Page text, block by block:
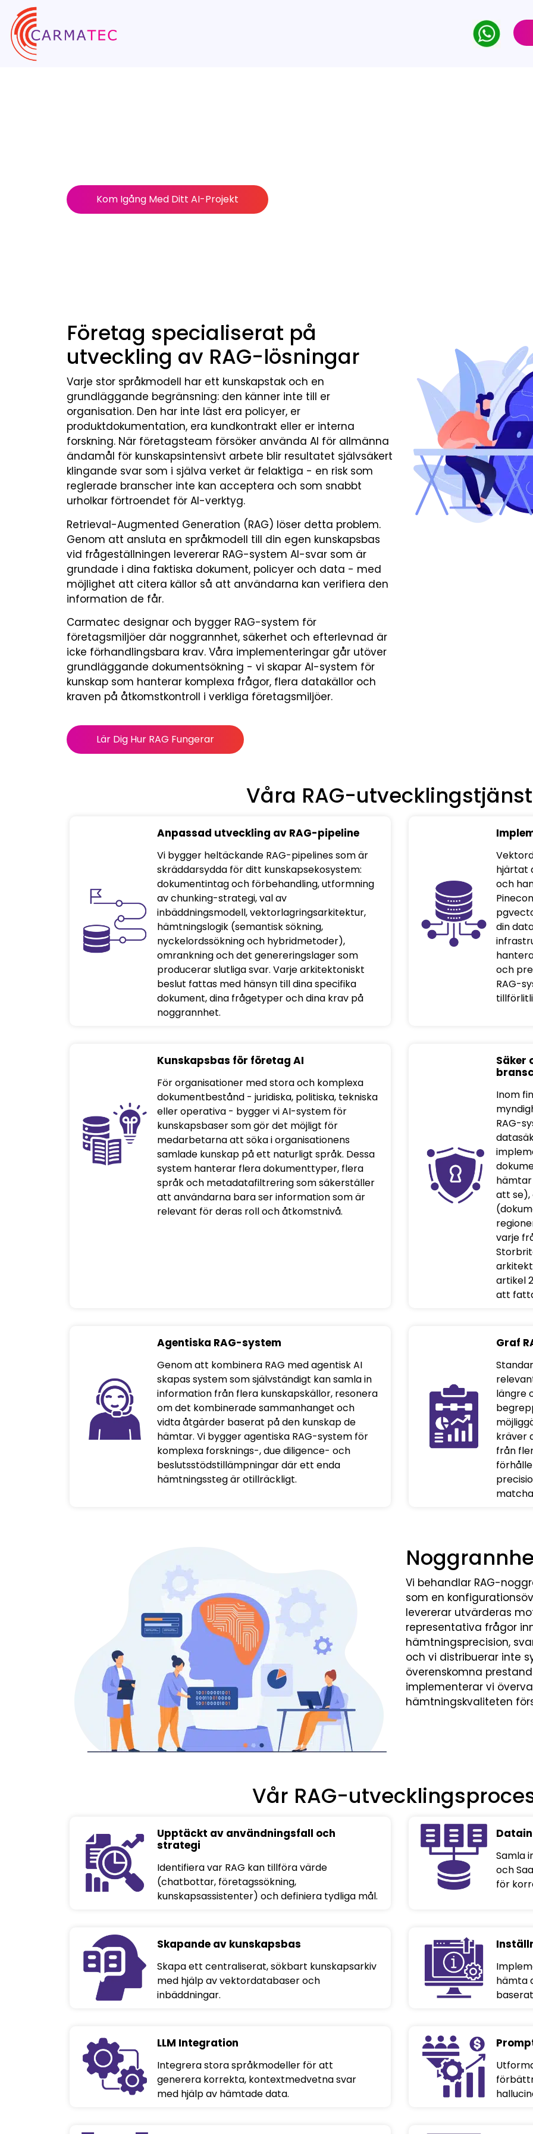
Kom Igång Med Ditt AI-Projekt
Företag specialiserat på
utveckling av RAG-lösningar
Varje stor språkmodell har ett kunskapstak och en
grundläggande begränsning: den känner inte till er
organisation. Den har inte läst era policyer, er
produktdokumentation, era kundkontrakt eller er interna
forskning. När företagsteam försöker använda AI för allmänna
ändamål för kunskapsintensivt arbete blir resultatet självsäkert
klingande svar som i själva verket är felaktiga - en risk som
reglerade branscher inte kan acceptera och som snabbt
urholkar förtroendet för AI-verktyg.
Retrieval-Augmented Generation (RAG) löser detta problem.
Genom att ansluta en språkmodell till din egen kunskapsbas
vid frågeställningen levererar RAG-system AI-svar som är
grundade i dina faktiska dokument, policyer och data - med
möjlighet att citera källor så att användarna kan verifiera den
information de får.
Carmatec designar och bygger RAG-system för
företagsmiljöer där noggrannhet, säkerhet och efterlevnad är
icke förhandlingsbara krav. Våra implementeringar går utöver
grundläggande dokumentsökning - vi skapar AI-system för
kunskap som hanterar komplexa frågor, flera datakällor och
kraven på åtkomstkontroll i verkliga företagsmiljöer.
Lär Dig Hur RAG Fungerar
Våra RAG-
Anpassad utveckling av RAG-pipeline
Vi bygger heltäckande RAG-pipelines som är
skräddarsydda för ditt kunskapsekosystem:
dokumentintag och förbehandling, utformning
av chunking-strategi, val av
inbäddningsmodell, vektorlagringsarkitektur,
hämtningslogik (semantisk sökning,
nyckelordssökning och hybridmetoder),
omrankning och det genereringslager som
producerar slutliga svar. Varje arkitektoniskt
beslut fattas med hänsyn till dina specifika
dokument, dina frågetyper och dina krav på
noggrannhet.
hjärtat
och
din
och
RAG-
Kunskapsbas för företag AI
För organisationer med stora och komplexa
dokumentbestånd - juridiska, politiska, tekniska
eller operativa - bygger vi AI-system för
kunskapsbaser som gör det möjligt för
medarbetarna att söka i organisationens
samlade kunskap på ett naturligt språk. Dessa
system hanterar flera dokumenttyper, flera
språk och metadatafiltrering som säkerställer
att användarna bara ser information som är
relevant för deras roll och åtkomstnivå.
Säker
Inom
RAG-
att se),
varje
artikel
att
Agentiska RAG-system
Genom att kombinera RAG med agentisk AI
skapas system som självständigt kan samla in
information från flera kunskapskällor, resonera
om det kombinerade sammanhanget och
vidta åtgärder baserat på den kunskap de
hämtar. Vi bygger agentiska RAG-system för
komplexa forsknings-, due diligence- och
beslutsstödstillämpningar där ett enda
hämtningssteg är otillräckligt.
Graf
längre
kräver
från
Vi behandlar RAG-
som en
levererar utvärderas
representativa frågor
hämtningsprecision,
och vi distribuerar inte
överenskomna
implementerar vi
hämtningskvaliteten
Vår RAG-
Upptäckt av användningsfall och
strategi
Identifiera var RAG kan tillföra värde
(chatbottar, företagssökning,
kunskapsassistenter) och definiera tydliga mål.
Samla
och
för
Skapande av kunskapsbas
Skapa ett centraliserat, sökbart kunskapsarkiv
med hjälp av vektordatabaser och
inbäddningar.
hämta
LLM Integration
Integrera stora språkmodeller för att
generera korrekta, kontextmedvetna svar
med hjälp av hämtade data.